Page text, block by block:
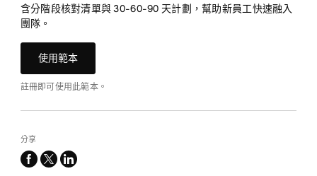
含分階段核對清單與 30-60-90 天計劃，幫助新員工快速融入
團隊。
使用範本
註冊即可使用此範本。
分享
facebook
x-
linkedin